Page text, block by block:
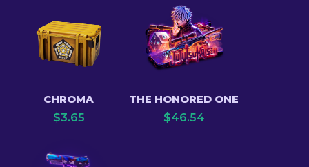
CHROMA
$3.65
THE HONORED ONE
$46.54